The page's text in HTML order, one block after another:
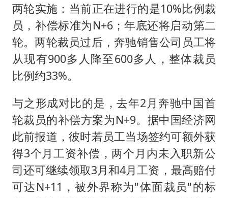
两轮实施：当前正在进行的是10%比例裁
员，补偿标准为N+6；年底还将启动第二
轮。两轮裁员过后，奔驰销售公司员工将
从现有900多人降至600多人，整体裁员
比例约33%。
与之形成对比的是，去年2月奔驰中国首
轮裁员的补偿方案为N+9。据中国经济网
此前报道，彼时若员工当场签约可额外获
得3个月工资补偿，两个月内未入职新公
司还可继续领取3月和4月工资，最高赔付
可达N+11，被外界称为"体面裁员"的标